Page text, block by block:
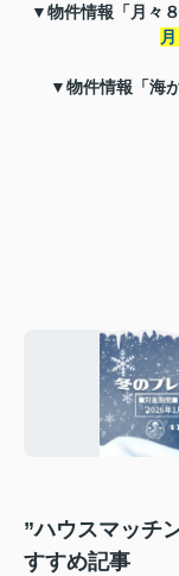
▼物件情報「月々
▼物件情報「海
”ハウスマッチ
すすめ記事